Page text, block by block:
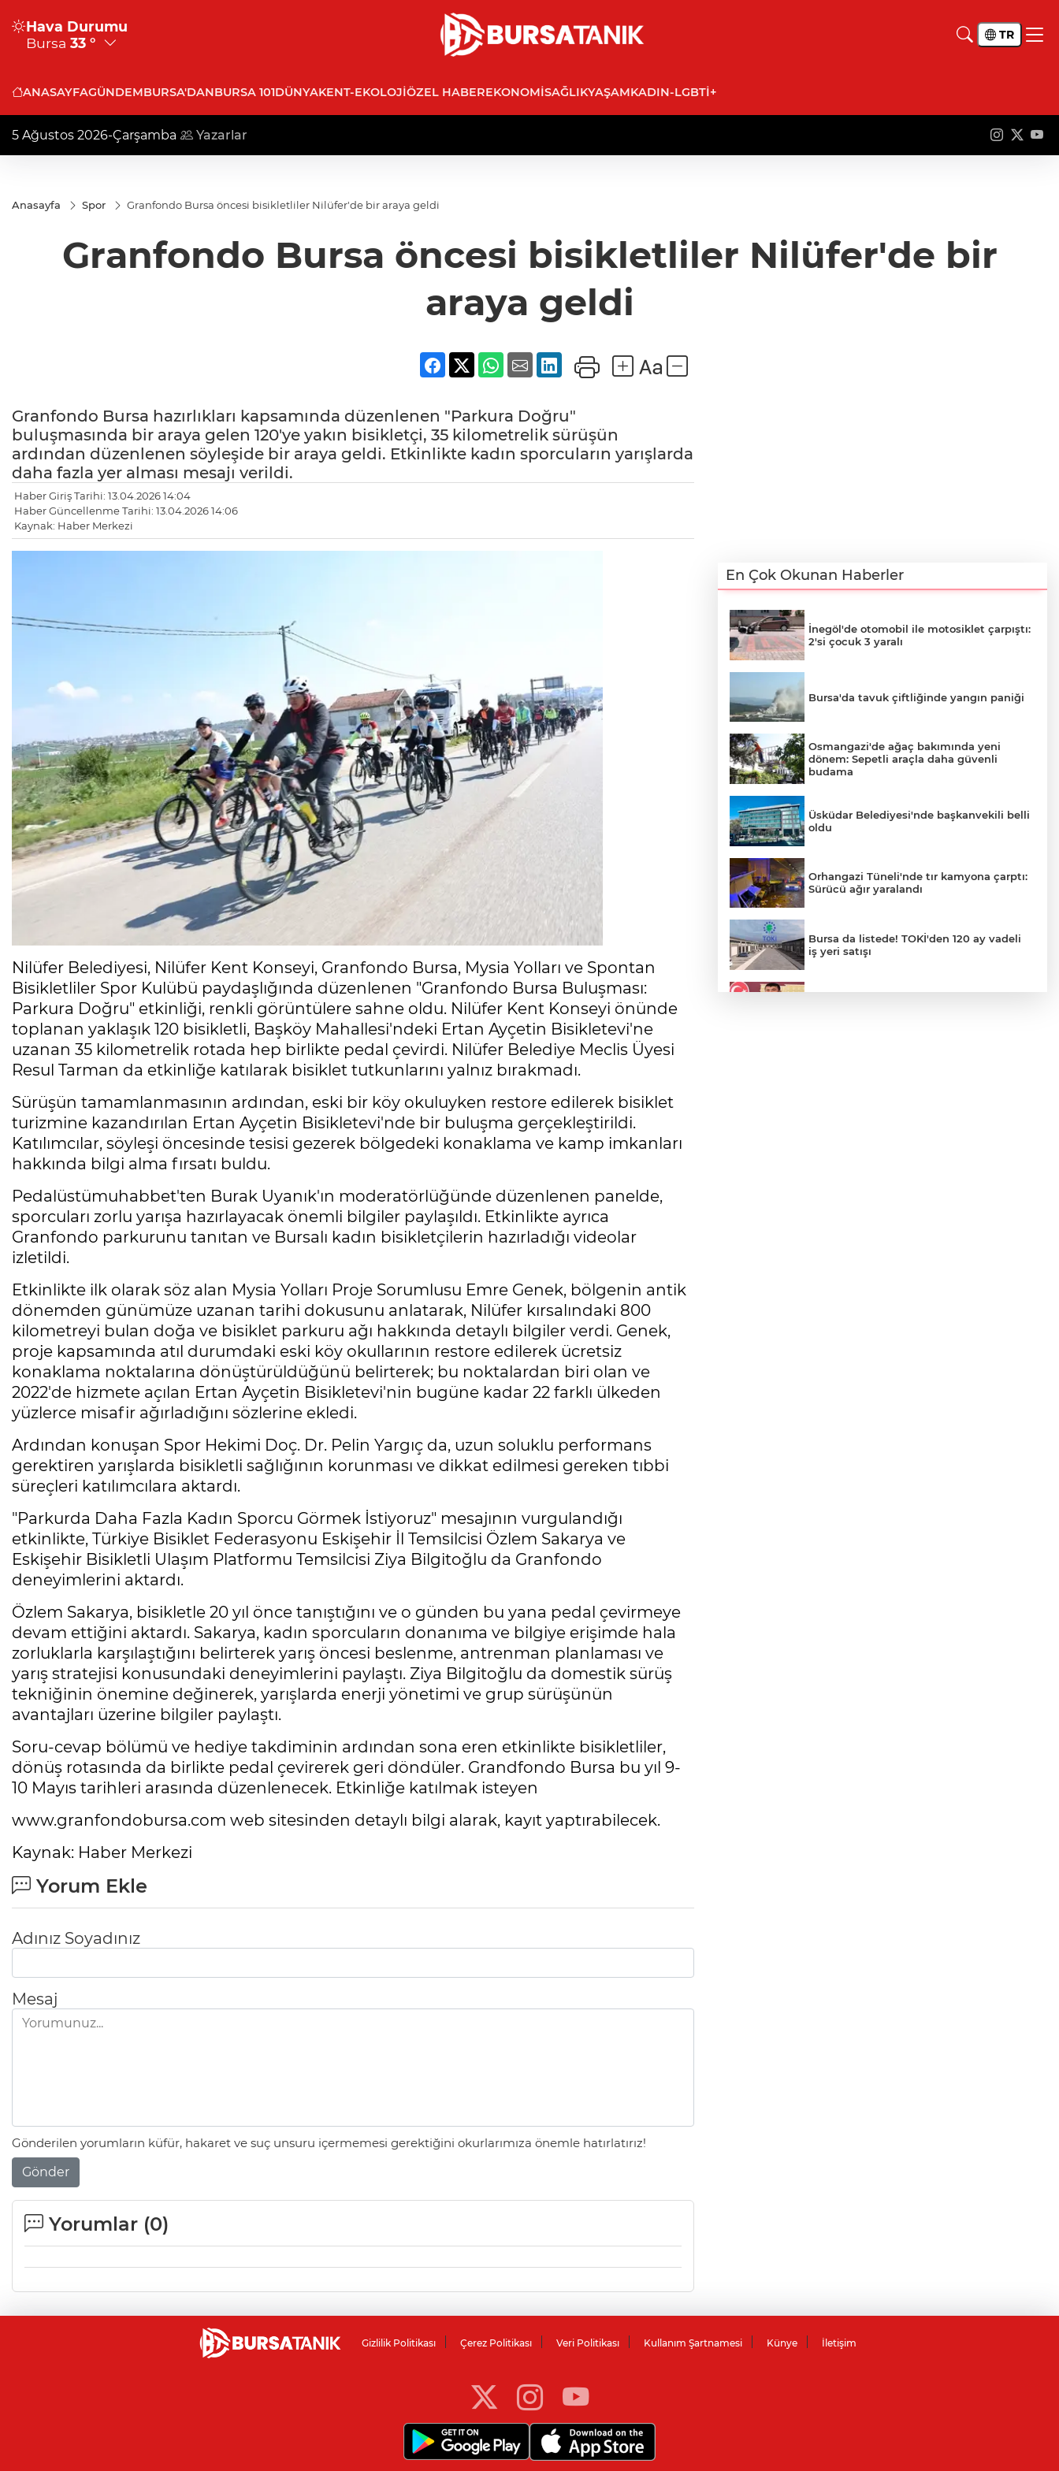
Hava Durumu
Bursa 33 ° TR
ANASAYFAGÜNDEMBURSA'DANBURSA 101DÜNYAKENT-EKOLOJIÖZEL HABEREKONOMISAĞLIKYAŞAMKADIN-LGBTİ+
5 Ağustos 2026-Çarşamba Yazarlar
Anasayfa Spor Granfondo Bursa öncesi bisikletliler Nilüfer'de bir araya geldi
Granfondo Bursa öncesi bisikletliler Nilüfer'de bir
araya geldi
Granfondo Bursa hazırlıkları kapsamında düzenlenen "Parkura Doğru"
buluşmasında bir araya gelen 120'ye yakın bisikletçi, 35 kilometrelik sürüşün
ardından düzenlenen söyleşide bir araya geldi. Etkinlikte kadın sporcuların yarışlarda
daha fazla yer alması mesajı verildi.
Haber Giriş Tarihi: 13.04.2026 14:04
Haber Güncellenme Tarihi: 13.04.2026 14:06
Kaynak: Haber Merkezi
Nilüfer Belediyesi, Nilüfer Kent Konseyi, Granfondo Bursa, Mysia Yolları ve Spontan
Bisikletliler Spor Kulübü paydaşlığında düzenlenen "Granfondo Bursa Buluşması:
Parkura Doğru" etkinliği, renkli görüntülere sahne oldu. Nilüfer Kent Konseyi önünde
toplanan yaklaşık 120 bisikletli, Başköy Mahallesi'ndeki Ertan Ayçetin Bisikletevi'ne
uzanan 35 kilometrelik rotada hep birlikte pedal çevirdi. Nilüfer Belediye Meclis Üyesi
Resul Tarman da etkinliğe katılarak bisiklet tutkunlarını yalnız bırakmadı.
Sürüşün tamamlanmasının ardından, eski bir köy okuluyken restore edilerek bisiklet
turizmine kazandırılan Ertan Ayçetin Bisikletevi'nde bir buluşma gerçekleştirildi.
Katılımcılar, söyleşi öncesinde tesisi gezerek bölgedeki konaklama ve kamp imkanları
hakkında bilgi alma fırsatı buldu.
Pedalüstümuhabbet'ten Burak Uyanık'ın moderatörlüğünde düzenlenen panelde,
sporcuları zorlu yarışa hazırlayacak önemli bilgiler paylaşıldı. Etkinlikte ayrıca
Granfondo parkurunu tanıtan ve Bursalı kadın bisikletçilerin hazırladığı videolar
izletildi.
Etkinlikte ilk olarak söz alan Mysia Yolları Proje Sorumlusu Emre Genek, bölgenin antik
dönemden günümüze uzanan tarihi dokusunu anlatarak, Nilüfer kırsalındaki 800
kilometreyi bulan doğa ve bisiklet parkuru ağı hakkında detaylı bilgiler verdi. Genek,
proje kapsamında atıl durumdaki eski köy okullarının restore edilerek ücretsiz
konaklama noktalarına dönüştürüldüğünü belirterek; bu noktalardan biri olan ve
2022'de hizmete açılan Ertan Ayçetin Bisikletevi'nin bugüne kadar 22 farklı ülkeden
yüzlerce misafir ağırladığını sözlerine ekledi.
Ardından konuşan Spor Hekimi Doç. Dr. Pelin Yargıç da, uzun soluklu performans
gerektiren yarışlarda bisikletli sağlığının korunması ve dikkat edilmesi gereken tıbbi
süreçleri katılımcılara aktardı.
"Parkurda Daha Fazla Kadın Sporcu Görmek İstiyoruz" mesajının vurgulandığı
etkinlikte, Türkiye Bisiklet Federasyonu Eskişehir İl Temsilcisi Özlem Sakarya ve
Eskişehir Bisikletli Ulaşım Platformu Temsilcisi Ziya Bilgitoğlu da Granfondo
deneyimlerini aktardı.
Özlem Sakarya, bisikletle 20 yıl önce tanıştığını ve o günden bu yana pedal çevirmeye
devam ettiğini aktardı. Sakarya, kadın sporcuların donanıma ve bilgiye erişimde hala
zorluklarla karşılaştığını belirterek yarış öncesi beslenme, antrenman planlaması ve
yarış stratejisi konusundaki deneyimlerini paylaştı. Ziya Bilgitoğlu da domestik sürüş
tekniğinin önemine değinerek, yarışlarda enerji yönetimi ve grup sürüşünün
avantajları üzerine bilgiler paylaştı.
Soru-cevap bölümü ve hediye takdiminin ardından sona eren etkinlikte bisikletliler,
dönüş rotasında da birlikte pedal çevirerek geri döndüler. Grandfondo Bursa bu yıl 9-
10 Mayıs tarihleri arasında düzenlenecek. Etkinliğe katılmak isteyen
www.granfondobursa.com web sitesinden detaylı bilgi alarak, kayıt yaptırabilecek.
Kaynak: Haber Merkezi
Yorum Ekle
Adınız Soyadınız
Mesaj
Gönderilen yorumların küfür, hakaret ve suç unsuru içermemesi gerektiğini okurlarımıza önemle hatırlatırız!
Gönder
Yorumlar (0)
En Çok Okunan Haberler
İnegöl'de otomobil ile motosiklet çarpıştı:
2'si çocuk 3 yaralı
Bursa'da tavuk çiftliğinde yangın paniği
Osmangazi'de ağaç bakımında yeni
dönem: Sepetli araçla daha güvenli
budama
Üsküdar Belediyesi'nde başkanvekili belli
oldu
Orhangazi Tüneli'nde tır kamyona çarptı:
Sürücü ağır yaralandı
Bursa da listede! TOKİ'den 120 ay vadeli
iş yeri satışı
Gizlilik Politikası Çerez Politikası Veri Politikası Kullanım Şartnamesi Künye İletişim